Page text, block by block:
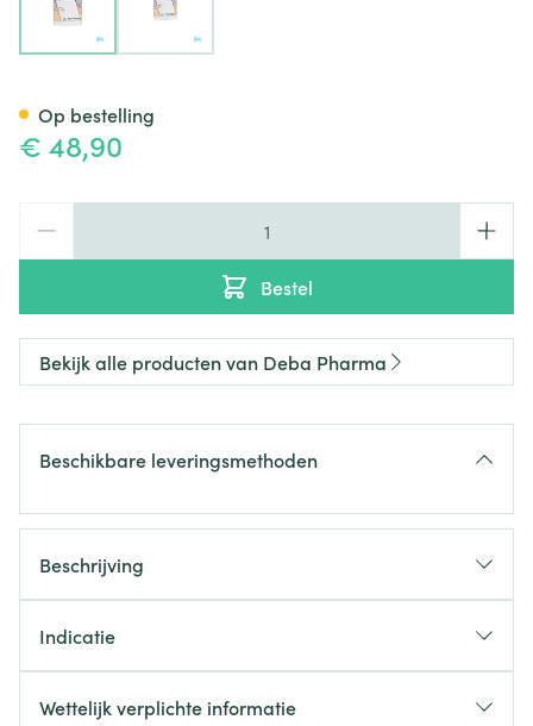
€ 48,90
Bestel
Op bestelling
Bekijk alle producten van Deba Pharma
Beschikbare leveringsmethoden
Beschrijving
Indicatie
Wettelijk verplichte informatie